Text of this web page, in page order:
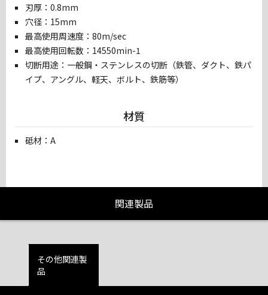
刃厚：0.8mm
穴径：15mm
最高使用周速度：80m/sec
最高使用回転数：14550min-1
切断用途：一般鋼・ステンレスの切断（鉄管、ダクト、鉄パ
イプ、アングル、軽天、ボルト、鉄筋等）
材質
砥材：A
関連製品
その他関連製
品